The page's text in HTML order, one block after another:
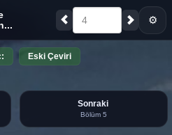
4 ⚙
Eski Çeviri
Sonraki
Bölüm 5